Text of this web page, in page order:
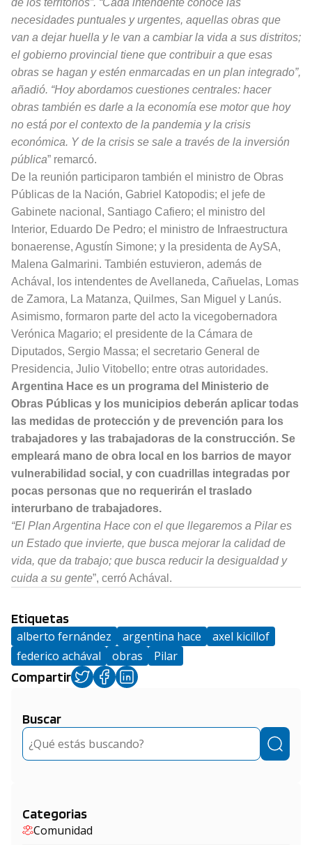
de los territorios”. “Cada intendente conoce las
necesidades puntuales y urgentes, aquellas obras que
van a dejar huella y le van a cambiar la vida a sus distritos;
el gobierno provincial tiene que contribuir a que esas
obras se hagan y estén enmarcadas en un plan integrado”,
añadió. “Hoy abordamos cuestiones centrales: hacer
obras también es darle a la economía ese motor que hoy
no está por el contexto de la pandemia y la crisis
económica. Y de la crisis se sale a través de la inversión
pública” remarcó.
De la reunión participaron también el ministro de Obras
Públicas de la Nación, Gabriel Katopodis; el jefe de
Gabinete nacional, Santiago Cafiero; el ministro del
Interior, Eduardo De Pedro; el ministro de Infraestructura
bonaerense, Agustín Simone; y la presidenta de AySA,
Malena Galmarini. También estuvieron, además de
Achával, los intendentes de Avellaneda, Cañuelas, Lomas
de Zamora, La Matanza, Quilmes, San Miguel y Lanús.
Asimismo, formaron parte del acto la vicegobernadora
Verónica Magario; el presidente de la Cámara de
Diputados, Sergio Massa; el secretario General de
Presidencia, Julio Vitobello; entre otras autoridades.
Argentina Hace es un programa del Ministerio de
Obras Públicas y los municipios deberán aplicar todas
las medidas de protección y de prevención para los
trabajadores y las trabajadoras de la construcción. Se
empleará mano de obra local en los barrios de mayor
vulnerabilidad social, y con cuadrillas integradas por
pocas personas que no requerirán el traslado
interurbano de trabajadores.
“El Plan Argentina Hace con el que llegaremos a Pilar es
un Estado que invierte, que busca mejorar la calidad de
vida, que da trabajo; que busca reducir la desigualdad y
cuida a su gente”, cerró Achával.
Etiquetas
alberto fernández argentina hace
axel kicillof
federico achával
obras Pilar
Compartir
Buscar
Buscar
Categorias
Comunidad